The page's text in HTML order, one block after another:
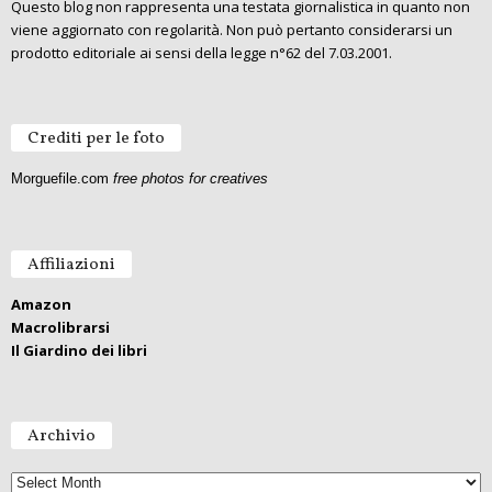
Questo blog non rappresenta una testata giornalistica in quanto non
viene aggiornato con regolarità. Non può pertanto considerarsi un
prodotto editoriale ai sensi della legge n°62 del 7.03.2001.
Crediti per le foto
Morguefile.com free photos for creatives
Affiliazioni
Amazon
Macrolibrarsi
Il Giardino dei libri
Archivio